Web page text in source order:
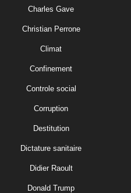
Charles Gave
Christian Perrone
Climat
Confinement
Controle social
Corruption
Destitution
Dictature sanitaire
Didier Raoult
Donald Trump